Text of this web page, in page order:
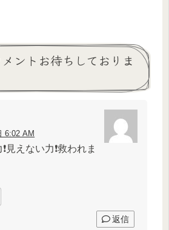
ントお待ちしておりま
6:02 AM
見えない力❗救われま
返信